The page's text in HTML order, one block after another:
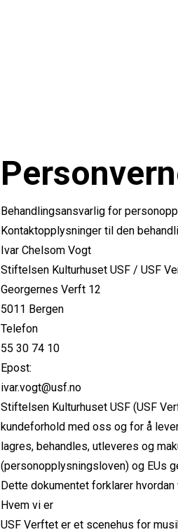
Behandlingsansvarlig for
Kontaktopplysninger til den
Ivar Chelsom Vogt
Stiftelsen Kulturhuset USF / USF
Georgernes Verft 12
5011 Bergen
Telefon
55 30 74 10
Epost:
ivar.vogt@usf.no
Stiftelsen Kulturhuset USF (USF
kundeforhold med oss og for å
lagres, behandles, utleveres og
(personopplysningsloven) og EUs
Dette dokumentet forklarer
Hvem vi er
USF Verftet er et scenehus for